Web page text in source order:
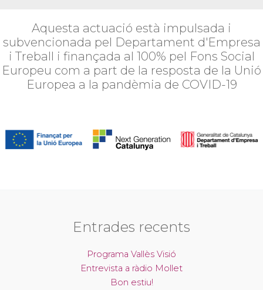
Aquesta actuació està impulsada i
subvencionada pel Departament d'Empresa
i Treball i finançada al 100% pel Fons Social
Europeu com a part de la resposta de la Unió
Europea a la pandèmia de COVID-19
Entrades recents
Programa Vallès Visió
Entrevista a ràdio Mollet
Bon estiu!